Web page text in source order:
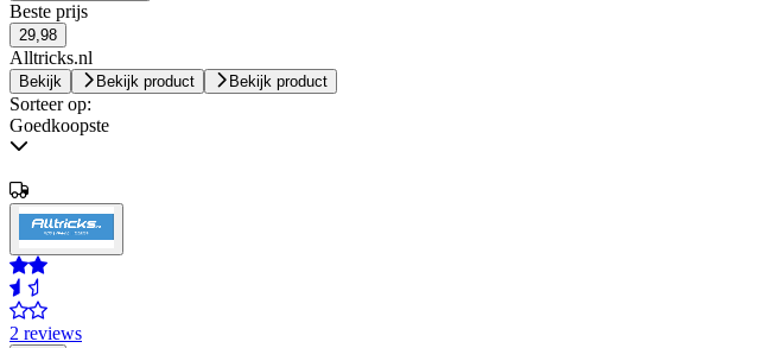
Beste prijs
29,98
Alltricks.nl
Bekijk Bekijk product Bekijk product
Sorteer op:
Goedkoopste
2 reviews